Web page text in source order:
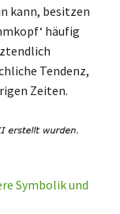
kann, besitzen
häufig
Tendenz,
Zeiten.
Symbolik und